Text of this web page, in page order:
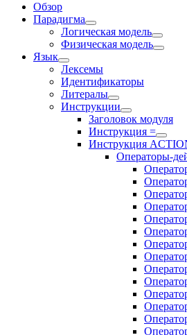
Обзор
Парадигма
Логическая модель
Физическая модель
Язык
Лексемы
Идентификаторы
Литералы
Инструкции
Заголовок модуля
Инструкция =
Инструкция
Операторы-